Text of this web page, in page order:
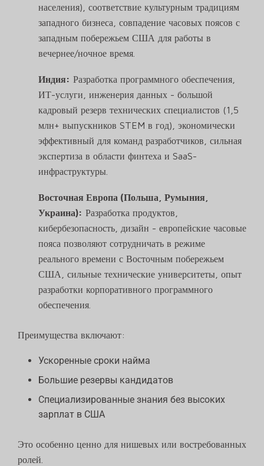
населения), соответствие культурным традициям
западного бизнеса, совпадение часовых поясов с
западным побережьем США для работы в
вечернее/ночное время.
Индия: Разработка программного обеспечения,
ИТ-услуги, инженерия данных - большой
кадровый резерв технических специалистов (1,5
млн+ выпускников STEM в год), экономически
эффективный для команд разработчиков, сильная
экспертиза в области финтеха и SaaS-
инфраструктуры.
Восточная Европа (Польша, Румыния,
Украина): Разработка продуктов,
кибербезопасность, дизайн - европейские часовые
пояса позволяют сотрудничать в режиме
реального времени с Восточным побережьем
США, сильные технические университеты, опыт
разработки корпоративного программного
обеспечения.
Преимущества включают:
Ускоренные сроки найма
Большие резервы кандидатов
Специализированные знания без высоких
зарплат в США
Это особенно ценно для нишевых или востребованных
ролей.